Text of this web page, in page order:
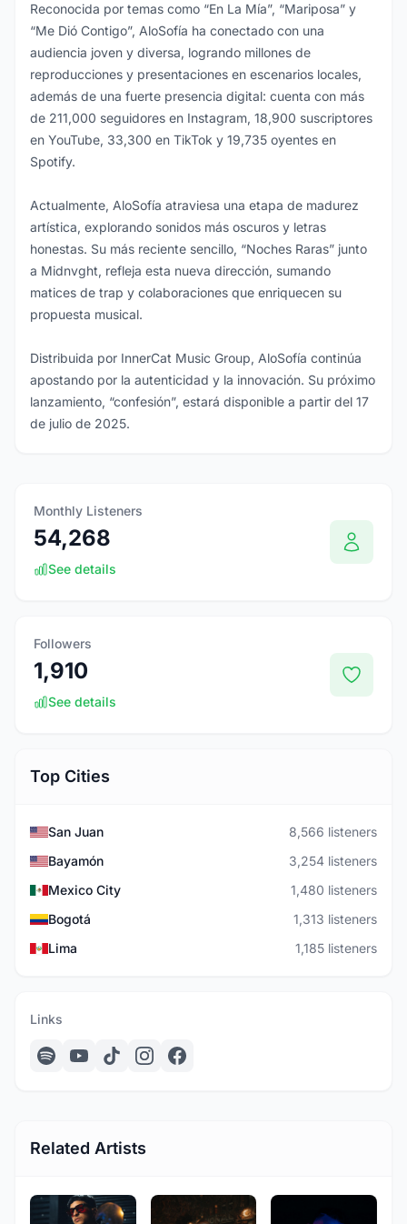
Reconocida por temas como “En La Mía”, “Mariposa” y
“Me Dió Contigo”, AloSofía ha conectado con una
audiencia joven y diversa, logrando millones de
reproducciones y presentaciones en escenarios locales,
además de una fuerte presencia digital: cuenta con más
de 211,000 seguidores en Instagram, 18,900 suscriptores
en YouTube, 33,300 en TikTok y 19,735 oyentes en
Spotify.
Actualmente, AloSofía atraviesa una etapa de madurez
artística, explorando sonidos más oscuros y letras
honestas. Su más reciente sencillo, “Noches Raras” junto
a Midnvght, refleja esta nueva dirección, sumando
matices de trap y colaboraciones que enriquecen su
propuesta musical.
Distribuida por InnerCat Music Group, AloSofía continúa
apostando por la autenticidad y la innovación. Su próximo
lanzamiento, “confesión”, estará disponible a partir del 17
de julio de 2025.
Monthly Listeners
54,268
See details
Followers
1,910
See details
Top Cities
San Juan
8,566 listeners
Bayamón
3,254 listeners
Mexico City
1,480 listeners
Bogotá
1,313 listeners
Lima
1,185 listeners
Links
Related Artists